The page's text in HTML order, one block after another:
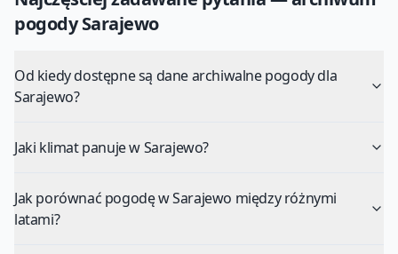
pogodySarajewo
Od kiedy dostępne są dane archiwalne pogody dla
Sarajewo?
Jaki klimat panuje w Sarajewo?
Jak porównać pogodę w Sarajewo między różnymi
latami?